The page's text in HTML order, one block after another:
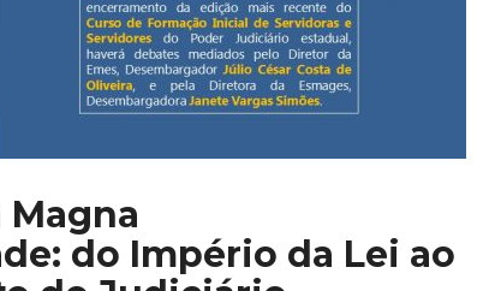
Magna
do Império da Lei ao